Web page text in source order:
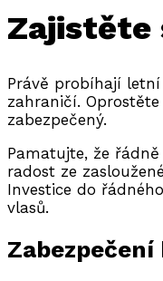
Zajistěte
Právě probíhají
zahraničí.
zabezpečený.
Pamatujte, že
radost ze
Investice do
vlasů.